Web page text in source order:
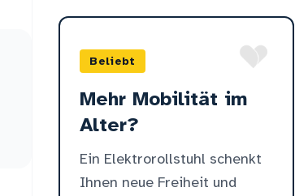
Beliebt
Mehr Mobilität im
Alter?
Ein Elektrorollstuhl schenkt
Ihnen neue Freiheit und